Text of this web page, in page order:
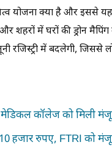
योजना क्या है और इससे
शहरों में घरों की ड्रोन
रजिस्ट्री में बदलेगी, जिससे
मेडिकल कॉलेज को मिली
हजार रुपए, FTRI को